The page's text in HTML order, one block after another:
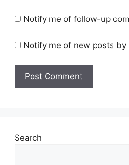
Notify me of follow-up
Notify me of new posts by
Search